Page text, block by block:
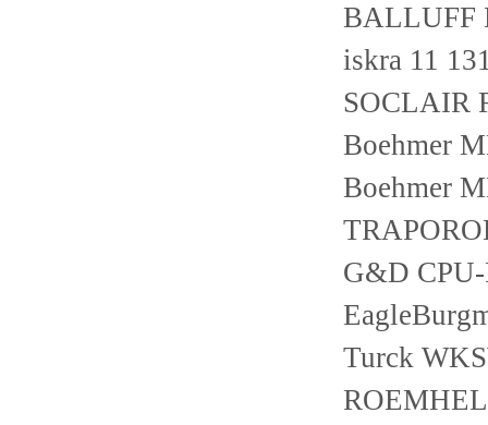
BALLUFF
iskra 11
SOCLAIR
Boehmer
Boehmer
G&D
Turck